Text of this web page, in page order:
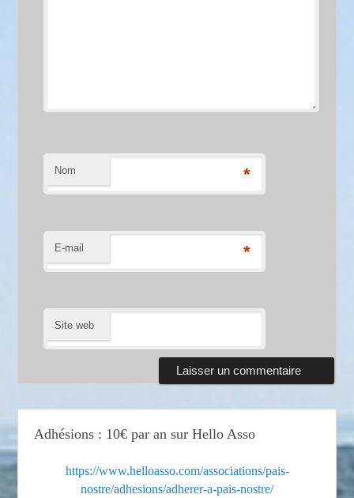
Nom *
E-mail *
Site web
Adhésions : 10€ par an sur Hello Asso
https://www.helloasso.com/associations/pais-
nostre/adhesions/adherer-a-pais-nostre/